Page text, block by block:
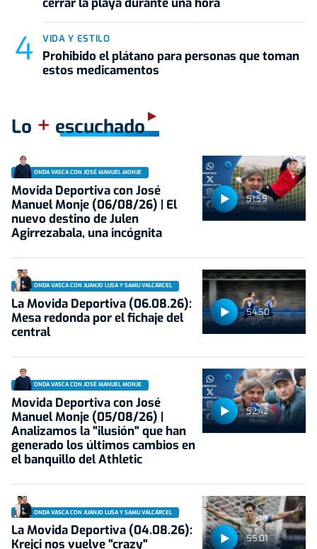
cerrar la playa durante una hora
VIDA Y ESTILO
Prohibido el plátano para personas que toman
estos medicamentos
Lo + escuchado
51:59
ONDA VASCA CON JOSÉ MANUEL MONJE
Movida Deportiva con José
Manuel Monje (06/08/26) | El
nuevo destino de Julen
Agirrezabala, una incógnita
54:50
ONDA VASCA CON JUANJO LUSA Y SAMU VALCÁRCEL
La Movida Deportiva (06.08.26):
Mesa redonda por el fichaje del
central
52:42
ONDA VASCA CON JOSÉ MANUEL MONJE
Movida Deportiva con José
Manuel Monje (05/08/26) |
Analizamos la "ilusión" que han
generado los últimos cambios en
el banquillo del Athletic
55:01
ONDA VASCA CON JUANJO LUSA Y SAMU VALCÁRCEL
La Movida Deportiva (04.08.26):
Krejçi nos vuelve "crazy"